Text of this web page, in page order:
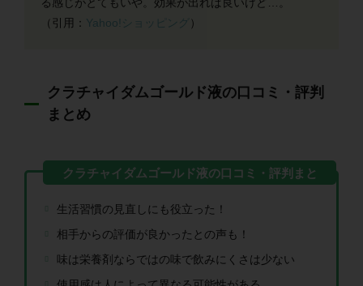
（引用： Yahoo!ショッピング ）
クラチャイダムゴールド液の口コミ・評判
まとめ
生活習慣の見直しにも役立った！
相手からの評価が良かったとの声も！
味は栄養剤ならではの味で飲みにくさは少ない